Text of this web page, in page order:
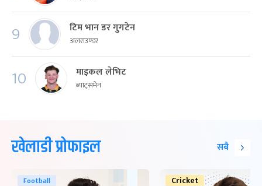
9 टिम भान डर गुगटेन
अलराउण्डर
10 माइकल लेभिट
ब्याट्समेन
खेलाडी प्रोफाइल सबै
Football Cricket